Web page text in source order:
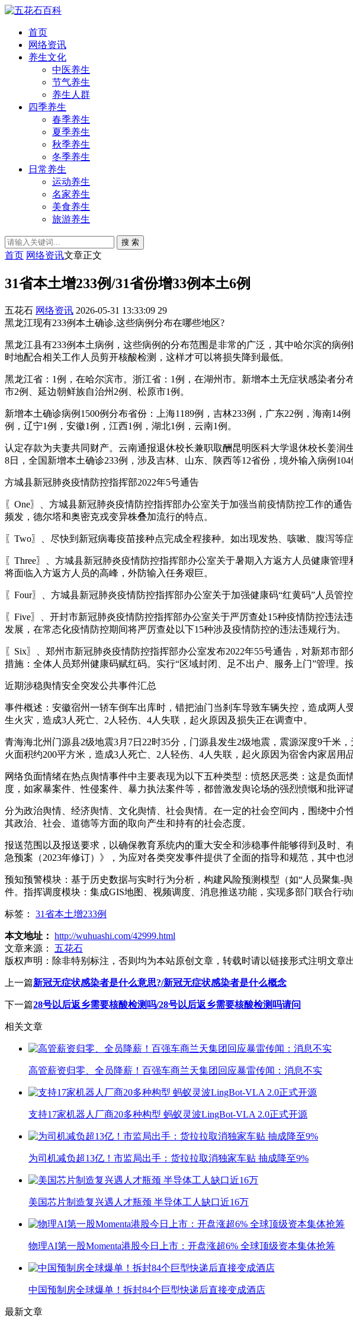
首页
网络资讯
养生文化
中医养生
节气养生
养生人群
四季养生
春季养生
夏季养生
秋季养生
冬季养生
日常养生
运动养生
名家养生
美食养生
旅游养生
搜 索
首页 网络资讯文章正文
31省本土增233例/31省份增33例本土6例
五花石 网络资讯 2026-05-31 13:33:09 29
黑龙江现有233例本土确诊,这些病例分布在哪些地区?
黑龙江县有233例本土病例，这些病例的分布范围是非常的广泛，其中哈尔滨的病
时地配合相关工作人员剪开核酸检测，这样才可以将损失降到最低。
黑龙江省：1例，在哈尔滨市。浙江省：1例，在湖州市。新增本土无症状感染者分
市2例、延边朝鲜族自治州2例、松原市1例。
新增本土确诊病例1500例分布省份：上海1189例，吉林233例，广东22例，海南14
例，辽宁1例，安徽1例，江西1例，湖北1例，云南1例。
认定存款为夫妻共同财产。云南通报退休校长兼职取酬昆明医科大学退休校长姜
8日，全国新增本土确诊233例，涉及吉林、山东、陕西等12省份，境外输入病例104
方城县新冠肺炎疫情防控指挥部2022年5号通告
〖One〗、方城县新冠肺炎疫情防控指挥部办公室关于加强当前疫情防控工作的
频发，德尔塔和奥密克戎变异株叠加流行的特点。
〖Two〗、尽快到新冠病毒疫苗接种点完成全程接种。如出现发热、咳嗽、腹泻
〖Three〗、方城县新冠肺炎疫情防控指挥部办公室关于暑期入方返方人员健康管
将面临入方返方人员的高峰，外防输入任务艰巨。
〖Four〗、方城县新冠肺炎疫情防控指挥部办公室关于加强健康码“红黄码”人员管
〖Five〗、开封市新冠肺炎疫情防控指挥部办公室关于严厉查处15种疫情防控违
发展，在常态化疫情防控期间将严厉查处以下15种涉及疫情防控的违法违规行为。
〖Six〗、郑州市新冠肺炎疫情防控指挥部办公室发布2022年55号通告，对新郑市
措施：全体人员郑州健康码赋红码。实行“区域封闭、足不出户、服务上门”管理。
近期涉稳舆情安全突发公共事件汇总
事件概述：安徽宿州一轿车倒车出库时，错把油门当刹车导致车辆失控，造成两
生火灾，造成3人死亡、2人轻伤、4人失联，起火原因及损失正在调查中。
青海海北州门源县2级地震3月7日22时35分，门源县发生2级地震，震源深度9千米
火面积约200平方米，造成3人死亡、2人轻伤、4人失联，起火原因为宿舍内家居用
网络负面情绪在热点舆情事件中主要表现为以下五种类型：愤怒厌恶类：这是负
度，如家暴案件、性侵案件、暴力执法案件等，都曾激发舆论场的强烈愤慨和批评谴
分为政治舆情、经济舆情、文化舆情、社会舆情。在一定的社会空间内，围绕中
其政治、社会、道德等方面的取向产生和持有的社会态度。
报送范围以及报送要求，以确保教育系统内的重大安全和涉稳事件能够得到及时
急预案（2023年修订）》，为应对各类突发事件提供了全面的指导和规范，其中也
预知预警模块：基于历史数据与实时行为分析，构建风险预测模型（如“人员聚集
件。指挥调度模块：集成GIS地图、视频调度、消息推送功能，实现多部门联合行动
标签： 31省本土增233例
本文地址： http://wuhuashi.com/42999.html
文章来源：
五花石
版权声明： 除非特别标注，否则均为本站原创文章，转载时请以链接形式注明文章出
上一篇新冠无症状感染者是什么意思?/新冠无症状感染者是什么概念
下一篇28号以后返乡需要核酸检测吗/28号以后返乡需要核酸检测吗请问
相关文章
高管薪资归零、全员降薪！百强车商兰天集团回应暴雷传闻：消息不实
支持17家机器人厂商20多种构型 蚂蚁灵波LingBot-VLA 2.0正式开源
为司机减负超13亿！市监局出手：货拉拉取消独家车贴 抽成降至9%
美国芯片制造复兴遇人才瓶颈 半导体工人缺口近16万
物理AI第一股Momenta港股今日上市：开盘涨超6% 全球顶级资本集体抢筹
中国预制房全球爆单！拆封84个巨型快递后直接变成酒店
最新文章